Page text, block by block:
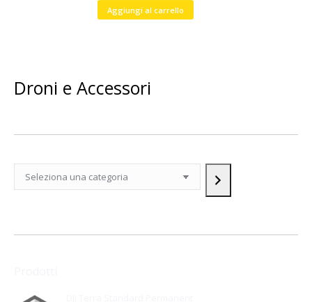
Aggiungi al carrello
Droni e Accessori
Seleziona